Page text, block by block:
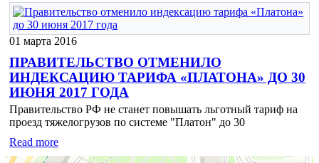
01 марта 2016
ПРАВИТЕЛЬСТВО ОТМЕНИЛО
ИНДЕКСАЦИЮ ТАРИФА «ПЛАТОНА» ДО 30
ИЮНЯ 2017 ГОДА
Правительство РФ не станет повышать льготный тариф на
проезд тяжелогрузов по системе "Платон" до 30
Read more